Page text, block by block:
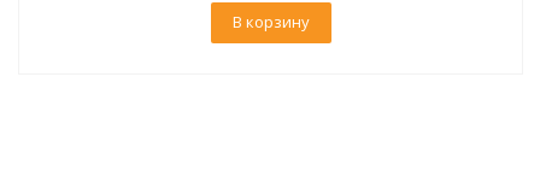
В корзину